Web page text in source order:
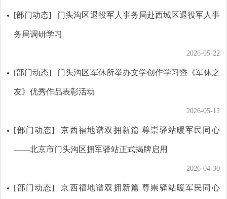
[部门动态] 门头沟区退役军人事务局赴西城区退役军人事
务局调研学习
2026-05-22
[部门动态] 门头沟区军休所举办文学创作学习暨《军休之
友》优秀作品表彰活动
2026-05-12
[部门动态] 京西福地谱双拥新篇 尊崇驿站暖军民同心
——北京市门头沟区拥军驿站正式揭牌启用
2026-04-30
[部门动态] 京西福地谱双拥新篇 尊崇驿站暖军民同心